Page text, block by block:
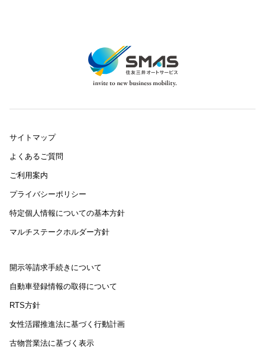
サイトマップ
よくあるご質問
ご利用案内
プライバシーポリシー
特定個人情報についての基本方針
マルチステークホルダー方針
開示等請求手続きについて
自動車登録情報の取得について
RTS方針
女性活躍推進法に基づく行動計画
古物営業法に基づく表示